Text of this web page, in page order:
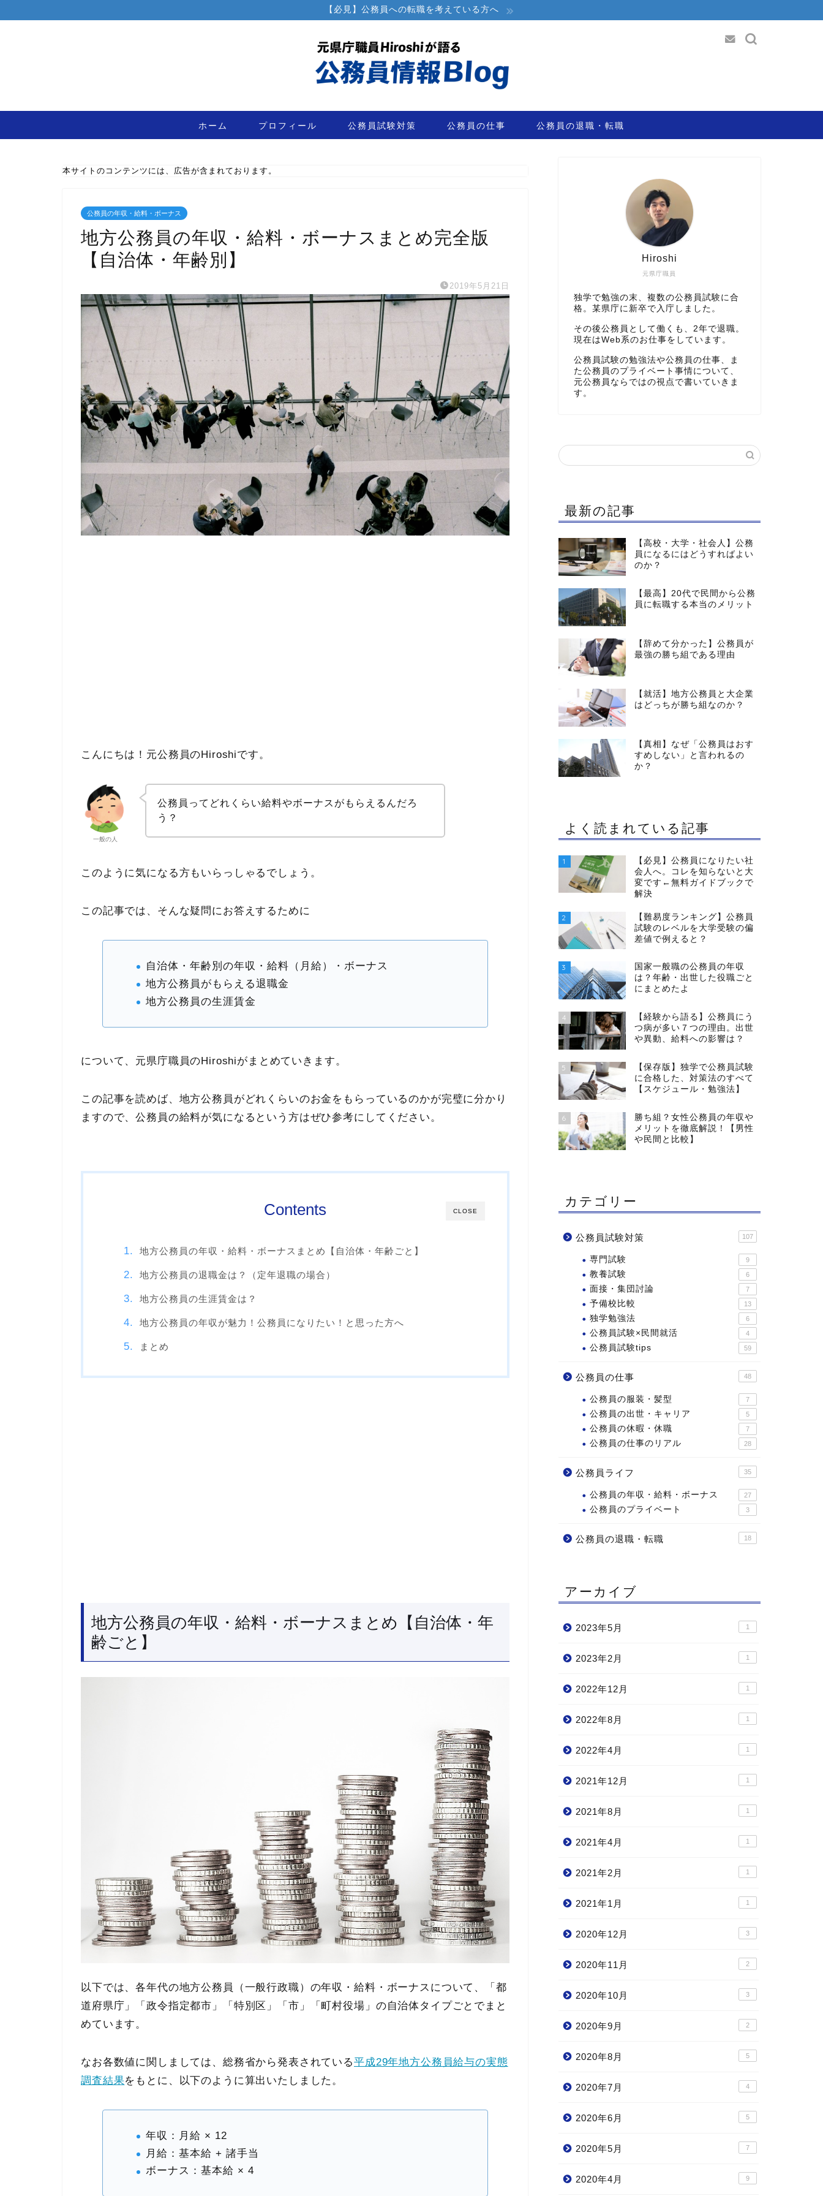
【必見】公務員への転職を考えている方へ
ホーム プロフィール 公務員試験対策 公務員の仕事 公務員の退職・転職
本サイトのコンテンツには、広告が含まれております。
公務員の年収・給料・ボーナス
地方公務員の年収・給料・ボーナスまとめ完全版
【自治体・年齢別】
2019年5月21日
こんにちは！元公務員のHiroshiです。
一般の人
公務員ってどれくらい給料やボーナスがもらえるんだろ
う？
このように気になる方もいらっしゃるでしょう。
この記事では、そんな疑問にお答えするために
自治体・年齢別の年収・給料（月給）・ボーナス
地方公務員がもらえる退職金
地方公務員の生涯賃金
について、元県庁職員のHiroshiがまとめていきます。
この記事を読めば、地方公務員がどれくらいのお金をもらっているのかが完璧に分かり
ますので、公務員の給料が気になるという方はぜひ参考にしてください。
CLOSE
Contents
地方公務員の年収・給料・ボーナスまとめ【自治体・年齢ごと】
地方公務員の退職金は？（定年退職の場合）
地方公務員の生涯賃金は？
地方公務員の年収が魅力！公務員になりたい！と思った方へ
まとめ
地方公務員の年収・給料・ボーナスまとめ【自治体・年
齢ごと】
以下では、各年代の地方公務員（一般行政職）の年収・給料・ボーナスについて、「都
道府県庁」「政令指定都市」「特別区」「市」「町村役場」の自治体タイプごとでまと
めています。
なお各数値に関しましては、総務省から発表されている平成29年地方公務員給与の実態
調査結果をもとに、以下のように算出いたしました。
年収：月給 × 12
月給：基本給 + 諸手当
ボーナス：基本給 × 4
元県庁職員
Hiroshi
独学で勉強の末、複数の公務員試験に合
格。某県庁に新卒で入庁しました。
その後公務員として働くも、2年で退職。
現在はWeb系のお仕事をしています。
公務員試験の勉強法や公務員の仕事、ま
た公務員のプライベート事情について、
元公務員ならではの視点で書いていきま
す。
最新の記事
【高校・大学・社会人】公務
員になるにはどうすればよい
のか？
【最高】20代で民間から公務
員に転職する本当のメリット
【辞めて分かった】公務員が
最強の勝ち組である理由
【就活】地方公務員と大企業
はどっちが勝ち組なのか？
【真相】なぜ「公務員はおす
すめしない」と言われるの
か？
よく読まれている記事
1
【必見】公務員になりたい社
会人へ。コレを知らないと大
変です←無料ガイドブックで
解決
2
【難易度ランキング】公務員
試験のレベルを大学受験の偏
差値で例えると？
3
国家一般職の公務員の年収
は？年齢・出世した役職ごと
にまとめたよ
4
【経験から語る】公務員にう
つ病が多い７つの理由。出世
や異動、給料への影響は？
5
【保存版】独学で公務員試験
に合格した、対策法のすべて
【スケジュール・勉強法】
6
勝ち組？女性公務員の年収や
メリットを徹底解説！【男性
や民間と比較】
カテゴリー
公務員試験対策 107
専門試験 9
教養試験 6
面接・集団討論 7
予備校比較 13
独学勉強法 6
公務員試験×民間就活 4
公務員試験tips 59
公務員の仕事 48
公務員の服装・髪型 7
公務員の出世・キャリア 5
公務員の休暇・休職 7
公務員の仕事のリアル 28
公務員ライフ 35
公務員の年収・給料・ボーナス 27
公務員のプライベート 3
公務員の退職・転職 18
アーカイブ
2023年5月 1
2023年2月 1
2022年12月 1
2022年8月 1
2022年4月 1
2021年12月 1
2021年8月 1
2021年4月 1
2021年2月 1
2021年1月 1
2020年12月 3
2020年11月 2
2020年10月 3
2020年9月 2
2020年8月 5
2020年7月 4
2020年6月 5
2020年5月 7
2020年4月 9